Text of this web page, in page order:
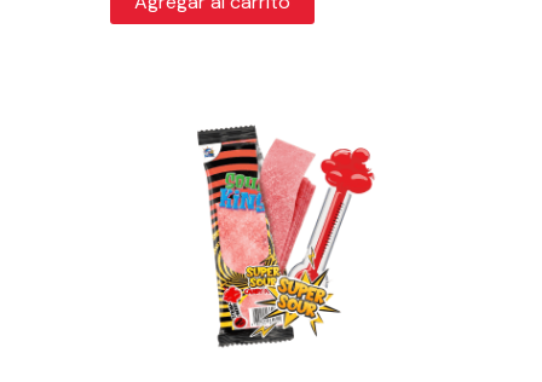
original
era:
$1.990.
actual
es:
$995.